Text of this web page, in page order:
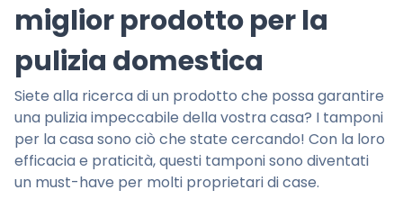
miglior prodotto per la
pulizia domestica
Siete alla ricerca di un prodotto che possa garantire
una pulizia impeccabile della vostra casa? I tamponi
per la casa sono ciò che state cercando! Con la loro
efficacia e praticità, questi tamponi sono diventati
un must-have per molti proprietari di case.